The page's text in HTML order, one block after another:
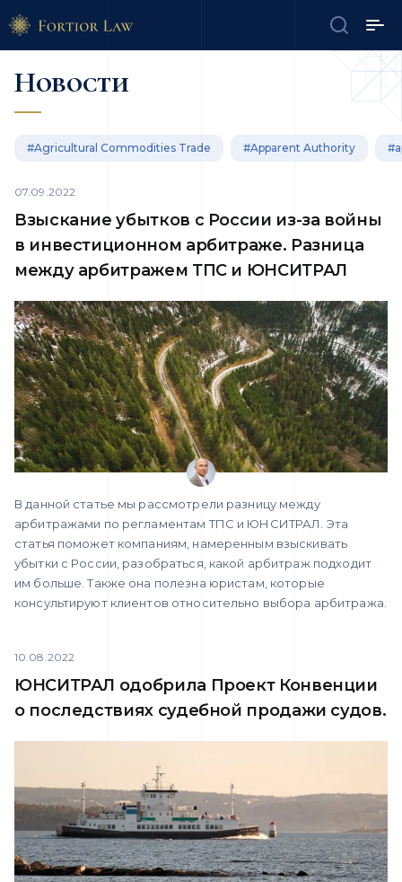
Новости
#Agricultural Commodities Trade #Apparent Authority
07.09.2022
Взыскание убытков с России из-за войны
в инвестиционном арбитраже. Разница
между арбитражем ТПС и ЮНСИТРАЛ
В данной статье мы рассмотрели разницу между
арбитражами по регламентам ТПС и ЮНСИТРАЛ. Эта
статья поможет компаниям, намеренным взыскивать
убытки с России, разобраться, какой арбитраж подходит
им больше. Также она полезна юристам, которые
консультируют клиентов относительно выбора арбитража.
10.08.2022
ЮНСИТРАЛ одобрила Проект Конвенции
о последствиях судебной продажи судов.